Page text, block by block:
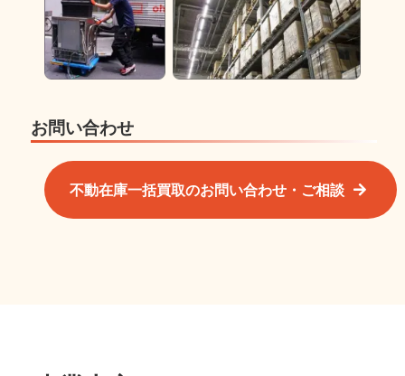
お問い合わせ
不動在庫一括買取のお問い合わせ・ご相談